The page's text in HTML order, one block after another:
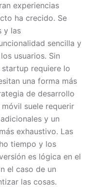
experiencias
ha crecido. Se
y las
sencilla y
usuarios. Sin
requiere lo
una forma más
de desarrollo
suele requerir
y un
exhaustivo. Las
tiempo y los
es lógica en el
el caso de un
las cosas.